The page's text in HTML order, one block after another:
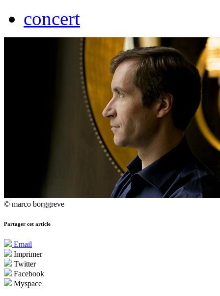
concert
© marco borggreve
Partager cet article
Email
Imprimer
Twitter
Facebook
Myspace